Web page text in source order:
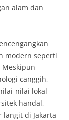
alam dan
modern seperti
Meskipun
canggih,
nilai lokal
handal,
langit di Jakarta